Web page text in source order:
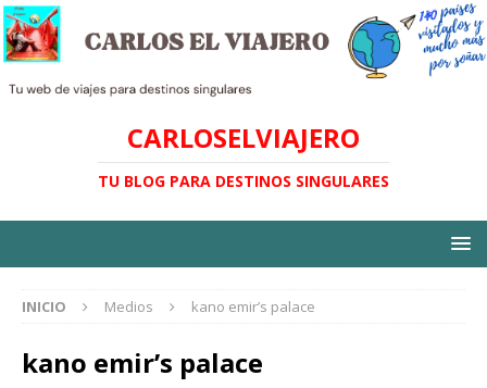
CARLOSELVIAJERO
TU BLOG PARA DESTINOS SINGULARES
INICIO Medios kano emir’s palace
kano emir’s palace